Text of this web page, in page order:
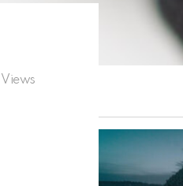
Views